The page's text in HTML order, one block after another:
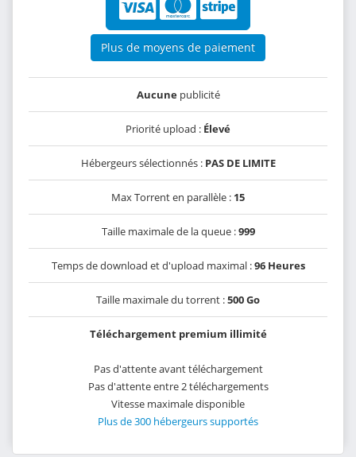
Plus de moyens de paiement
Aucunepublicité
Priorité upload : Élevé
Hébergeurs sélectionnés : PAS DE LIMITE
Max Torrent en parallèle : 15
Taille maximale de la queue :999
Temps de download et d'upload maximal :96 Heures
Taille maximale du torrent :500 Go
Téléchargement premium illimité
Pas d'attente avant téléchargement
Pas d'attente entre 2 téléchargements
Vitesse maximale disponible
Plus de 300 hébergeurs supportés